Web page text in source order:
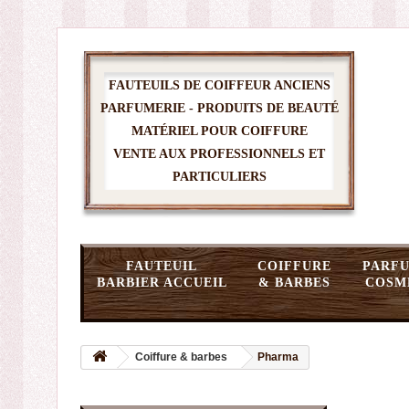
FAUTEUILS DE COIFFEUR ANCIENS
PARFUMERIE - PRODUITS DE BEAUTÉ
MATÉRIEL POUR COIFFURE
VENTE AUX PROFESSIONNELS ET
PARTICULIERS
FAUTEUIL
BARBIER ACCUEIL
COIFFURE
& BARBES
Coiffure & barbes Pharma